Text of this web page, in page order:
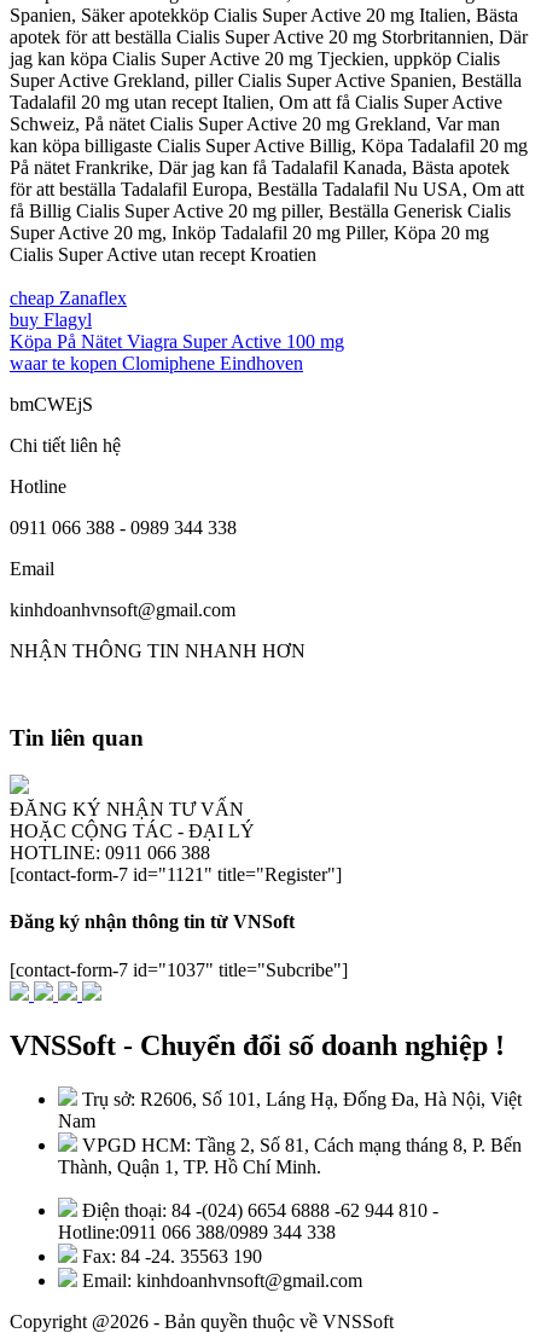
Spanien, Säker apotekköp Cialis Super Active 20 mg Italien, Bästa
apotek för att beställa Cialis Super Active 20 mg Storbritannien, Där
jag kan köpa Cialis Super Active 20 mg Tjeckien, uppköp Cialis
Super Active Grekland, piller Cialis Super Active Spanien, Beställa
Tadalafil 20 mg utan recept Italien, Om att få Cialis Super Active
Schweiz, På nätet Cialis Super Active 20 mg Grekland, Var man
kan köpa billigaste Cialis Super Active Billig, Köpa Tadalafil 20 mg
På nätet Frankrike, Där jag kan få Tadalafil Kanada, Bästa apotek
för att beställa Tadalafil Europa, Beställa Tadalafil Nu USA, Om att
få Billig Cialis Super Active 20 mg piller, Beställa Generisk Cialis
Super Active 20 mg, Inköp Tadalafil 20 mg Piller, Köpa 20 mg
Cialis Super Active utan recept Kroatien
cheap Zanaflex
buy Flagyl
Köpa På Nätet Viagra Super Active 100 mg
waar te kopen Clomiphene Eindhoven
bmCWEjS
Chi tiết liên hệ
Hotline
0911 066 388 - 0989 344 338
Email
kinhdoanhvnsoft@gmail.com
NHẬN THÔNG TIN NHANH HƠN
Tin liên quan
ĐĂNG KÝ NHẬN TƯ VẤN
HOẶC CỘNG TÁC - ĐẠI LÝ
HOTLINE: 0911 066 388
[contact-form-7 id="1121" title="Register"]
Đăng ký nhận thông tin từ VNSoft
[contact-form-7 id="1037" title="Subcribe"]
VNSSoft - Chuyển đổi số doanh nghiệp !
Trụ sở: R2606, Số 101, Láng Hạ, Đống Đa, Hà Nội, Việt
Nam
VPGD HCM: Tầng 2, Số 81, Cách mạng tháng 8, P. Bến
Thành, Quận 1, TP. Hồ Chí Minh.
Điện thoại: 84 -(024) 6654 6888 -62 944 810 -
Hotline:0911 066 388/0989 344 338
Fax: 84 -24. 35563 190
Email: kinhdoanhvnsoft@gmail.com
Copyright @2026 - Bản quyền thuộc về VNSSoft